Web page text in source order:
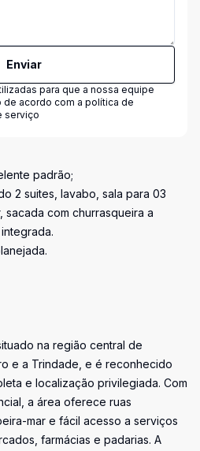
Enviar
para que a nossa equipe
de acordo com a política de
serviço
padrão;
2 suites, lavabo, sala para 03
sacada com churrasqueira a
na região central de
e a Trindade, e é reconhecido
e localização privilegiada. Com
a área oferece ruas
mar e fácil acesso a serviços
farmácias e padarias. A